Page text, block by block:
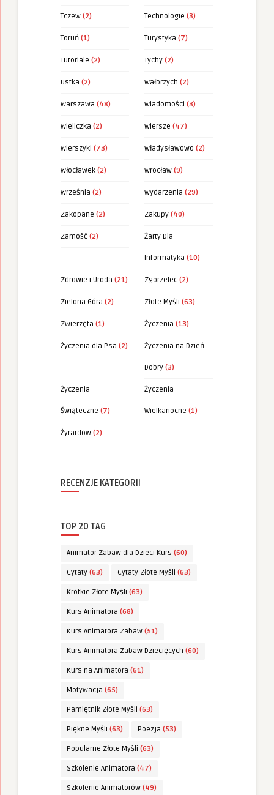
Tczew (2) Technologie (3)
Toruń (1) Turystyka (7)
Tutoriale (2) Tychy (2)
Ustka (2) Wałbrzych (2)
Warszawa (48) Wiadomości (3)
Wieliczka (2) Wiersze (47)
Wierszyki (73) Władysławowo (2)
Włocławek (2) Wrocław (9)
Września (2) Wydarzenia (29)
Zakopane (2) Zakupy (40)
Zamość (2) Żarty Dla
Informatyka (10)
Zdrowie i Uroda (21) Zgorzelec (2)
Zielona Góra (2) Złote Myśli (63)
Zwierzęta (1) Życzenia (13)
Życzenia dla Psa (2) Życzenia na Dzień
Dobry (3)
Życzenia
Świąteczne (7)
Życzenia
Wielkanocne (1)
Żyrardów (2)
RECENZJE KATEGORII
TOP 20 TAG
Animator Zabaw dla Dzieci Kurs (60)
Cytaty (63) Cytaty Złote Myśli (63)
Krótkie Złote Myśli (63)
Kurs Animatora (68)
Kurs Animatora Zabaw (51)
Kurs Animatora Zabaw Dziecięcych (60)
Kurs na Animatora (61)
Motywacja (65)
Pamiętnik Złote Myśli (63)
Piękne Myśli (63) Poezja (53)
Popularne Złote Myśli (63)
Szkolenie Animatora (47)
Szkolenie Animatorów (49)